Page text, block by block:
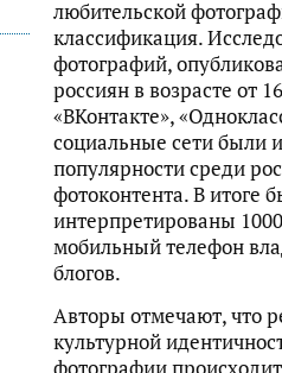
любительской
классификация.
фотографий,
россиян в возрасте от
«ВКонтакте»,
социальные сети были
популярности среди
фотоконтента. В итоге
интерпретированы
мобильный телефон
блогов.
Авторы отмечают, что
культурной